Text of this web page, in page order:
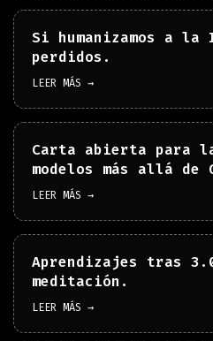
Si humanizamos a la
perdidos.
LEER MÁS →
Carta abierta para
modelos más allá de
LEER MÁS →
Aprendizajes tras
meditación.
LEER MÁS →